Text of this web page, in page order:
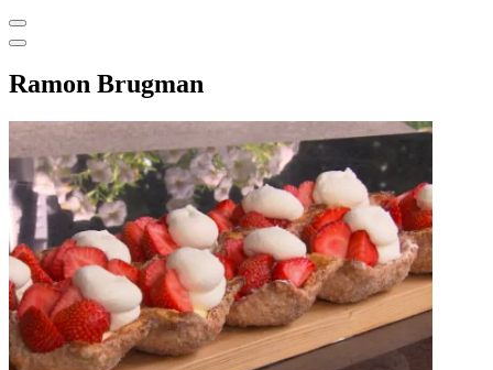
Ramon Brugman